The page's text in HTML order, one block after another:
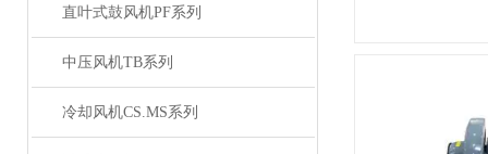
直叶式鼓风机PF系列
中压风机TB系列
冷却风机CS.MS系列